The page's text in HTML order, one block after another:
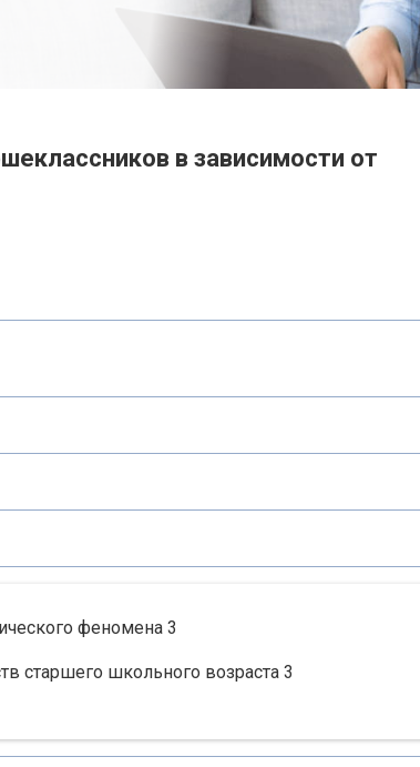
в зависимости от
феномена 3
старшего школьного возраста 3